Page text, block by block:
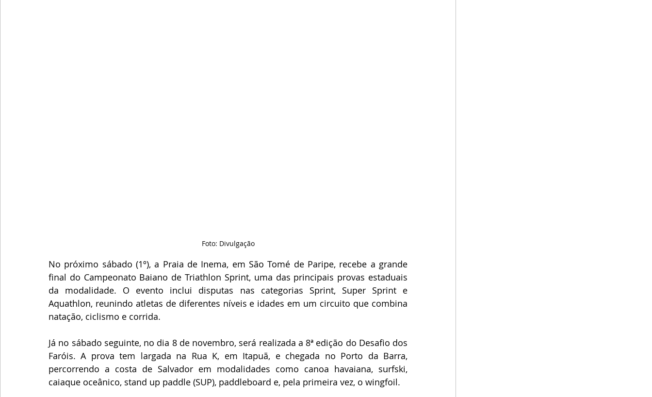
Foto: Divulgação
No próximo sábado (1º), a Praia de Inema, em São Tomé de Paripe, recebe a grande
final do Campeonato Baiano de Triathlon Sprint, uma das principais provas estaduais
da modalidade. O evento inclui disputas nas categorias Sprint, Super Sprint e
Aquathlon, reunindo atletas de diferentes níveis e idades em um circuito que combina
natação, ciclismo e corrida.
Já no sábado seguinte, no dia 8 de novembro, será realizada a 8ª edição do Desafio dos
Faróis. A prova tem largada na Rua K, em Itapuã, e chegada no Porto da Barra,
percorrendo a costa de Salvador em modalidades como canoa havaiana, surfski,
caiaque oceânico, stand up paddle (SUP), paddleboard e, pela primeira vez, o wingfoil.